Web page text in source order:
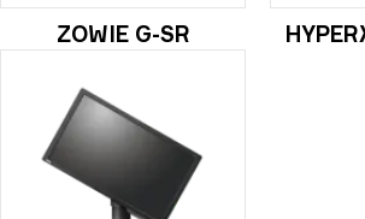
ZOWIE G-SR